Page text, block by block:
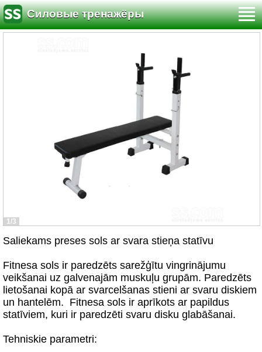
Силовые тренажёры
1/3
Saliekams preses sols ar svara stieņa statīvu
Fitnesa sols ir paredzēts sarežģītu vingrinājumu
veikšanai uz galvenajām muskuļu grupām. Paredzēts
lietošanai kopā ar svarcelšanas stieni ar svaru diskiem
un hantelēm. Fitnesa sols ir aprīkots ar papildus
statīviem, kuri ir paredzēti svaru disku glabāšanai.
Tehniskie parametri: